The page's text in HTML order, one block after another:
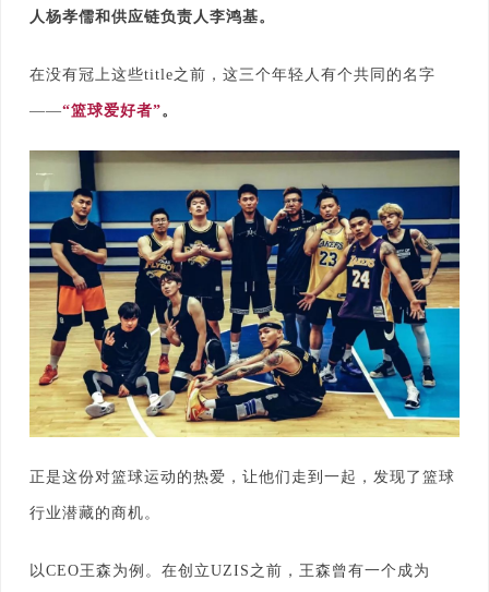
人杨孝儒和供应链负责人李鸿基。
在没有冠上这些title之前，这三个年轻人有个共同的名字
——“篮球爱好者”。
正是这份对篮球运动的热爱，让他们走到一起，发现了篮球
行业潜藏的商机。
以CEO王森为例。在创立UZIS之前，王森曾有一个成为